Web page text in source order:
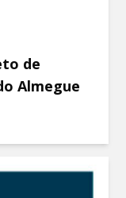
de
Almegue